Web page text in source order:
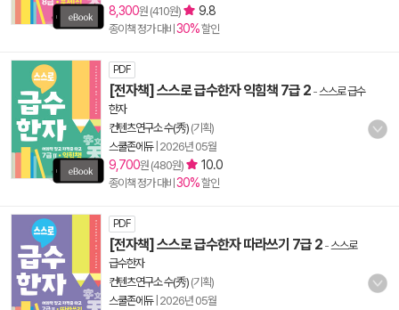
8,300원 (410원) 9.8
종이책 정가 대비 30%할인
PDF
[전자책] 스스로 급수한자 익힘책 7급 2 -스스로 급수
한자
컨텐츠연구소 수(秀) (기획)
스쿨존에듀| 2026년 05월
9,700원 (480원) 10.0
종이책 정가 대비 30%할인
PDF
[전자책] 스스로 급수한자 따라쓰기 7급 2 -스스로
급수한자
컨텐츠연구소 수(秀) (기획)
스쿨존에듀| 2026년 05월